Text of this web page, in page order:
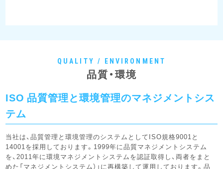
QUALITY / ENVIRONMENT
品質・環境
ISO 品質管理と環境管理のマネジメントシス
テム
当社は、品質管理と環境管理のシステムとしてISO規格9001と
14001を採用しております。1999年に品質マネジメントシステム
を、2011年に環境マネジメントシステムを認証取得し、両者をまと
めた「マネジメントシステム）」に再構築して運用しております。品